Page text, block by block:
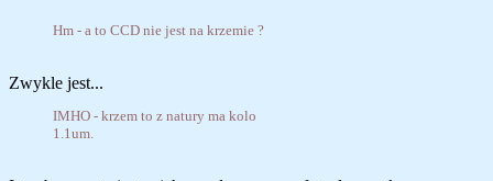
Hm - a to CCD nie jest na krzemie ?
Zwykle jest...
IMHO - krzem to z natury ma kolo
1.1um.